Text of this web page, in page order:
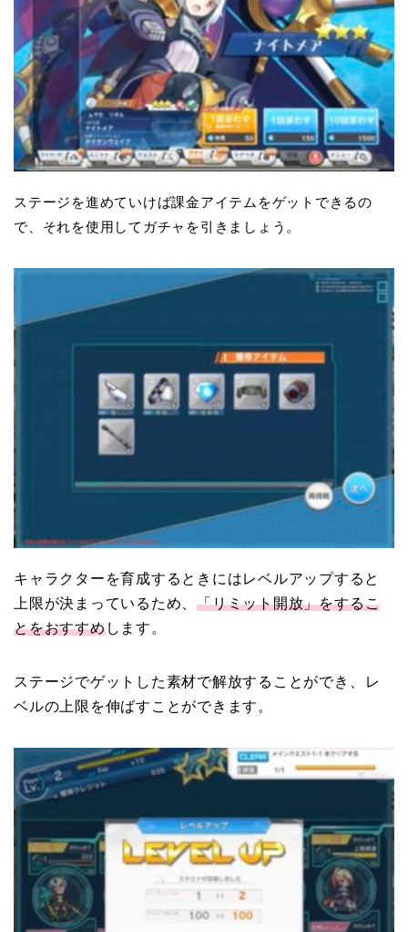
ステージを進めていけば課金アイテムをゲットできるの
で、それを使用してガチャを引きましょう。
キャラクターを育成するときにはレベルアップすると
上限が決まっているため、「リミット開放」をするこ
とをおすすめします。
ステージでゲットした素材で解放することができ、レ
ベルの上限を伸ばすことができます。